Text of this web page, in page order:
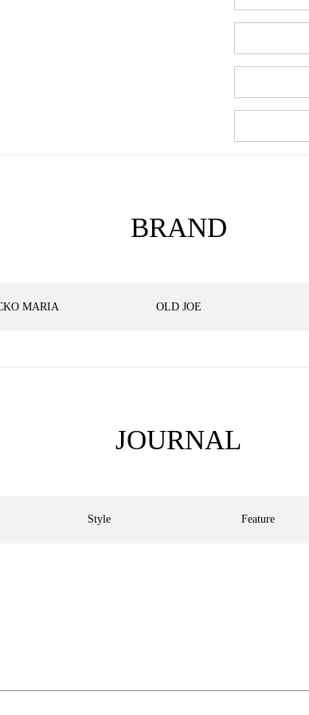
BRAND
MARIA OLD JOE
JOURNAL
Style Feature